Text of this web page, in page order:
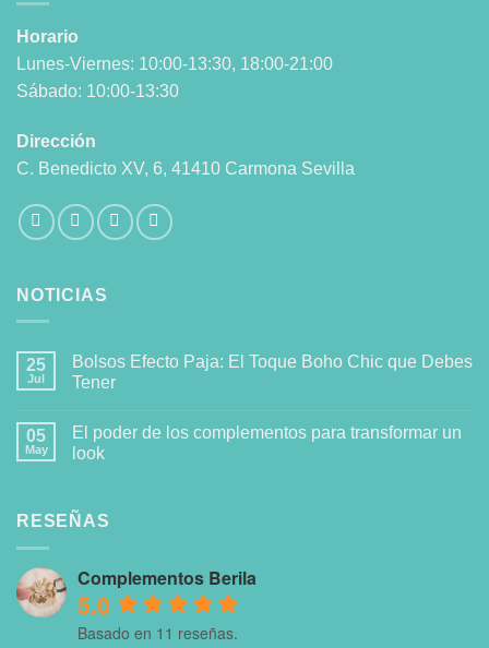
Horario
Lunes-Viernes: 10:00-13:30, 18:00-21:00
Sábado: 10:00-13:30
Dirección
C. Benedicto XV, 6, 41410 Carmona Sevilla
NOTICIAS
25
Jul
Bolsos Efecto Paja: El Toque Boho Chic que Debes
Tener
05
May
El poder de los complementos para transformar un
look
RESEÑAS
Complementos Berila
5.0
Basado en 11 reseñas.